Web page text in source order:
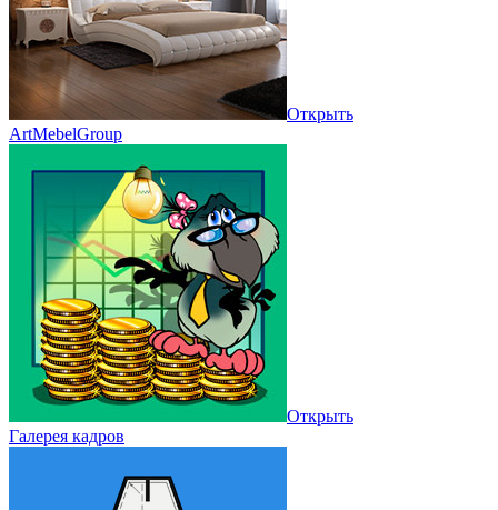
Открыть
ArtMebelGroup
Открыть
Галерея кадров